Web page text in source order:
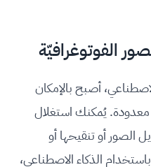
الفوتوغرافيّة
أصبح بالإمكان
معدودة. يُمكنك استغلال
الصور أو تنقيحها أو
باستخدام الذكاء الاصطناعي،